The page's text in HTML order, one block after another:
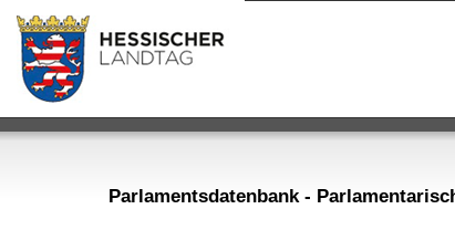
Parlamentsdatenbank -